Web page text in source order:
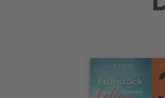
Interaktives